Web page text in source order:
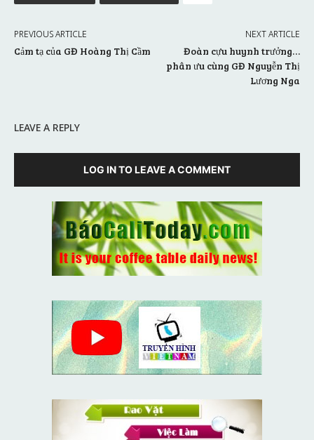
PREVIOUS ARTICLE
Cảm tạ của GĐ Hoàng Thị Cầm
NEXT ARTICLE
Đoàn cựu huynh trưởng…
phân ưu cùng GĐ Nguyễn Thị
Lương Nga
LEAVE A REPLY
LOG IN TO LEAVE A COMMENT